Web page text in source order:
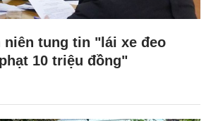
niên tung tin "lái xe đeo
10 triệu đồng"